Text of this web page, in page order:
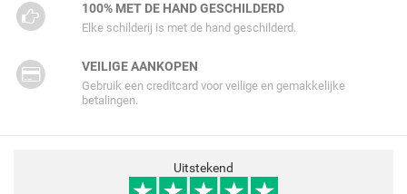
100% MET DE HAND GESCHILDERD
Elke schilderij is met de hand geschilderd.
VEILIGE AANKOPEN
Gebruik een creditcard voor veilige en gemakkelijke
betalingen.
Uitstekend